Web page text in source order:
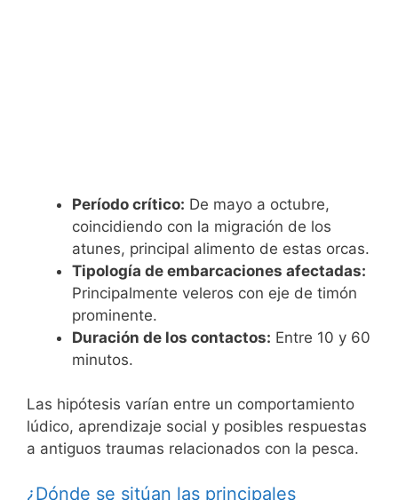
Período crítico: De mayo a octubre,
coincidiendo con la migración de los
atunes, principal alimento de estas orcas.
Tipología de embarcaciones afectadas:
Principalmente veleros con eje de timón
prominente.
Duración de los contactos: Entre 10 y 60
minutos.
Las hipótesis varían entre un comportamiento
lúdico, aprendizaje social y posibles respuestas
a antiguos traumas relacionados con la pesca.
¿Dónde se sitúan las principales